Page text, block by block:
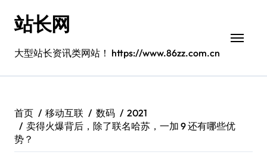
站长网
大型站长资讯类网站！ https://www.86zz.com.cn
首页 移动互联 数码
2021
卖得火爆背后，除了联名哈苏，一加 9 还有哪些优
势？